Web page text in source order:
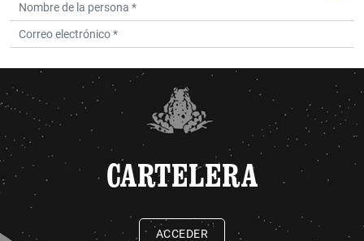
CARTELERA
ACCEDER